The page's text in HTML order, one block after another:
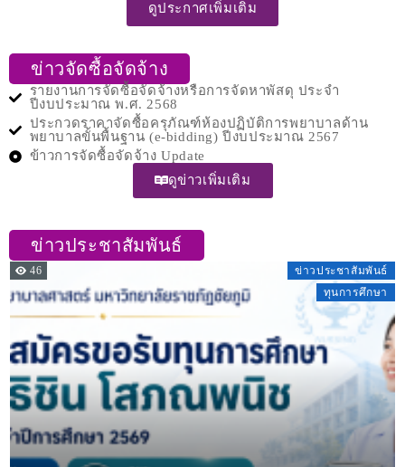
ดูประกาศเพิ่มเติม
ข่าวจัดซื้อจัดจ้าง
รายงานการจัดซื้อจัดจ้างหรือการจัดหาพัสดุ ประจำ
ปีงบประมาณ พ.ศ. 2568
ประกวดราคาจัดซื้อครุภัณฑ์ห้องปฏิบัติการพยาบาลด้าน
พยาบาลขั้นพื้นฐาน (e-bidding) ปีงบประมาณ 2567
ข้าวการจัดซื้อจัดจ้าง Update
ดูข่าวเพิ่มเติม
ข่าวประชาสัมพันธ์
46
ข่าวประชาสัมพันธ์
ทุนการศึกษา